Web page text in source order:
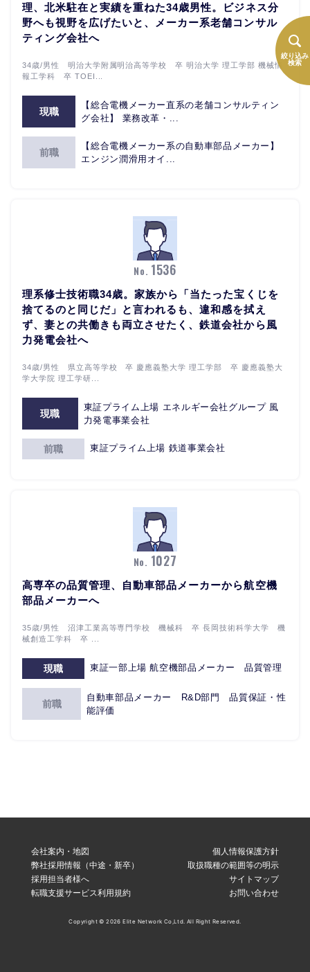
絞り込み
検索
理、北米駐在と実績を重ねた34歳男性。ビジネス分
野へも視野を広げたいと、メーカー系老舗コンサル
ティング会社へ
34歳/男性 明治大学附属明治高等学校 卒 明治大学 理工学部 機械情
報工学科 卒 TOEI...
現職
【総合電機メーカー直系の老舗コンサルティン
グ会社】 業務改革・...
前職
【総合電機メーカー系の自動車部品メーカー】
エンジン潤滑用オイ...
No. 1536
理系修士技術職34歳。家族から「当たった宝くじを
捨てるのと同じだ」と言われるも、違和感を拭え
ず、妻との共働きも両立させたく、鉄道会社から風
力発電会社へ
34歳/男性 県立高等学校 卒 慶應義塾大学 理工学部 卒 慶應義塾大
学大学院 理工学研...
現職
東証プライム上場 エネルギー会社グループ 風
力発電事業会社
前職 東証プライム上場 鉄道事業会社
No. 1027
高専卒の品質管理、自動車部品メーカーから航空機
部品メーカーへ
35歳/男性 沼津工業高等専門学校 機械科 卒 長岡技術科学大学 機
械創造工学科 卒 ...
現職 東証一部上場 航空機部品メーカー 品質管理
前職
自動車部品メーカー R&D部門 品質保証・性
能評価
会社案内・地図
弊社採用情報（中途・新卒）
採用担当者様へ
転職支援サービス利用規約
個人情報保護方針
取扱職種の範囲等の明示
サイトマップ
お問い合わせ
Copyright © 2026 Elite Network Co,Ltd. All Right Reserved.